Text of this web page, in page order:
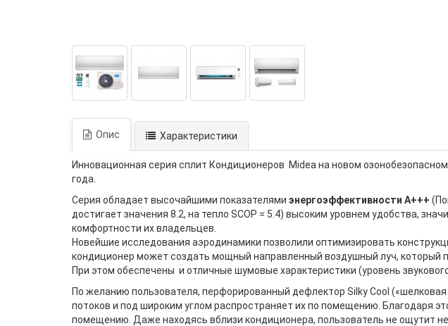
Опис Характеристики
Инновационная серия сплит Кондиционеров Midea на новом
года.
Серия обладает высочайшими показателями энергоэффективности A+++
достигает значения 8.2, на тепло SCOP = 5.4) высоким уровнем удобства,
комфортности их владельцев.
Новейшие исследования аэродинамики позволили оптимизировать
кондиционер может создать мощный направленный воздушный луч, который
При этом обеспечены и отличные шумовые характеристики (уровень
По желанию пользователя, перфорированный дефлектор Silky Cool
потоков и под широким углом распространяет их по помещению. Благодаря
помещению. Даже находясь вблизи кондиционера, пользователь не ощутит